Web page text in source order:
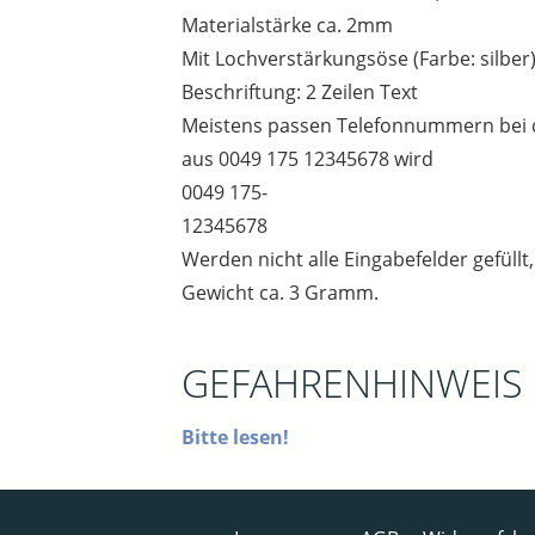
Materialstärke ca. 2mm
Mit Lochverstärkungsöse (Farbe:
Beschriftung: 2 Zeilen Text
Meistens passen Telefonnummern
aus 0049 175 12345678 wird
0049 175-
12345678
Werden nicht alle Eingabefelder
Gewicht ca. 3 Gramm.
GEFAHRENHINWEIS
Bitte lesen!